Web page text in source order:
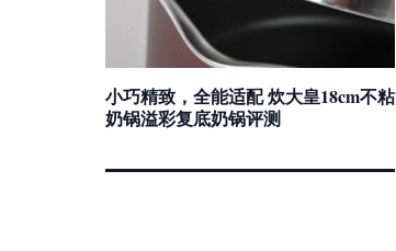
小巧精致，全能适配 炊大皇18cm不粘
奶锅溢彩复底奶锅评测